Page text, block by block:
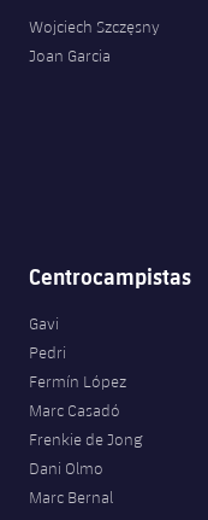
Acreditaciones
SUB8 B
Fotos
Fotos
Infantil A
Entradas
Fotos
Historia
Calendario
Actualidad
Campus Verano
Entradas
Resultados
Clasificaciones
plusicon
Calendario
Resultados
Jugadores
Actualidad
Barça C
Junior
Campus Verano
PLUSICON
MÁS
Wojciech Szczęsny
Joan Garcia
Centrocampistas
Gavi
Pedri
Fermín López
Marc Casadó
Frenkie de Jong
Dani Olmo
Marc Bernal